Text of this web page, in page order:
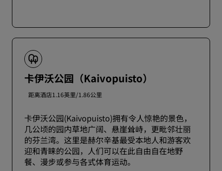
卡伊沃公园（Kaivopuisto）
距离酒店1.16英里/1.86公里
卡伊沃公园(Kaivopuisto)拥有令人惊艳的景色，
几公顷的园内草地广阔、悬崖耸峙，更毗邻壮丽
的芬兰湾。这里是赫尔辛基最受本地人和游客欢
迎和青睐的公园，人们可以在此自由自在地野
餐、漫步或参与各式体育运动。